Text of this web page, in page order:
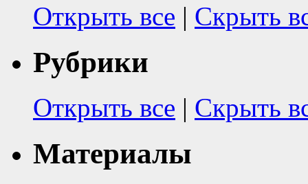
Открыть все | Скрыть
Рубрики
Открыть все | Скрыть
Материалы